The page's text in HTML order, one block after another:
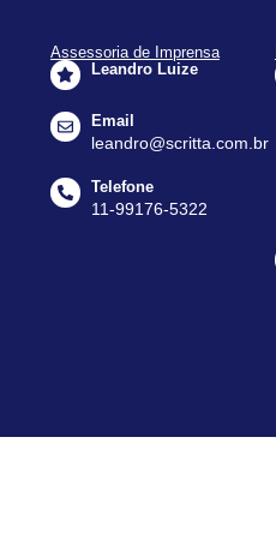
Assessoria de Imprensa
Leandro Luize
Email
leandro@scritta.com.br
Telefone
11-99176-5322